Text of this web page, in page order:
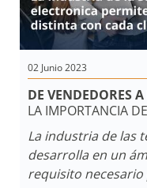
02 Junio 2023
DE VENDEDORES
LA IMPORTANCIA
LA INDUSTRIA DE
SEGURIDAD
La industria de las
desarrolla en un
requisito necesario